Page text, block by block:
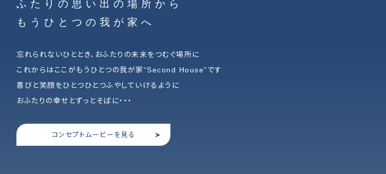
ふたりの思い出の場所から
もうひとつの我が家へ
忘れられないひととき、 おふたりの未来をつむぐ場所に
これからはここがもうひとつの我が家“Second House”です
喜びと笑顔をひとつひとつふやしていけるように
おふたりの幸せとずっとそばに・・・
コンセプトムービーを見る